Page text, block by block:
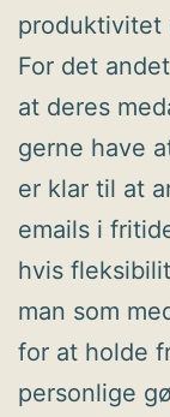
produktivitet
For det
at deres
gerne have
er klar til at
emails i
hvis
man som
for at holde
personlige